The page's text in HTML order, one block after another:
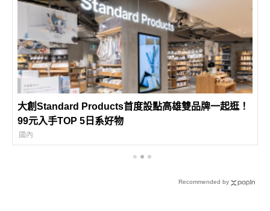
大創Standard Products首度設點高雄雙品牌一起逛！
99元入手TOP 5日系好物
國內
Recommended by